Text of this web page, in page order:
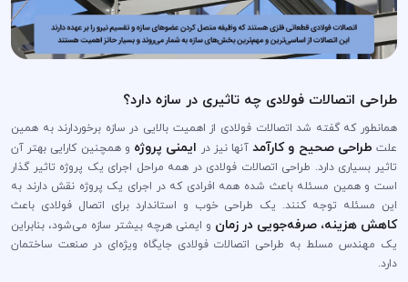
طراحی اتصالات فولادی چه تاثیری در سازه دارد؟
همانطور که گفته شد اتصالات فولادی از اهمیت بالایی در سازه برخوردارند به همین
علت طراحی صحیح و کارآمدآنها نیز در ایمنی پروژه و همچنین کارایی بهتر آن
تاثیر بسیاری دارد. طراحی اتصالات فولادی در همه مراحل اجرای یک پروژه تاثیر گذار
است و همین مسئله باعث شده همه افرادی که در اجرای یک پروژه نقش دارند به
این مسئله توجه کنند. یک طراحی خوب و استاندارد برای اتصال فولادی باعث
کاهش هزینه‌، صرفه‌جویی در زمان و ایمنی هرچه بیشتر سازه می‌شود، بنابراین
یک مهندس مسلط به طراحی اتصالات فولادی جایگاه ویژه‌ای در صنعت ساختمان
دارد.